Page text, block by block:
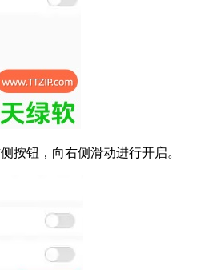
按钮，向右侧滑动进行开启。